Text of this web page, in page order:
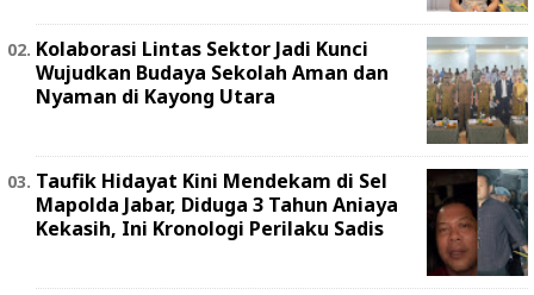
Kolaborasi Lintas Sektor Jadi Kunci
Wujudkan Budaya Sekolah Aman dan
Nyaman di Kayong Utara
Taufik Hidayat Kini Mendekam di Sel
Mapolda Jabar, Diduga 3 Tahun Aniaya
Kekasih, Ini Kronologi Perilaku Sadis